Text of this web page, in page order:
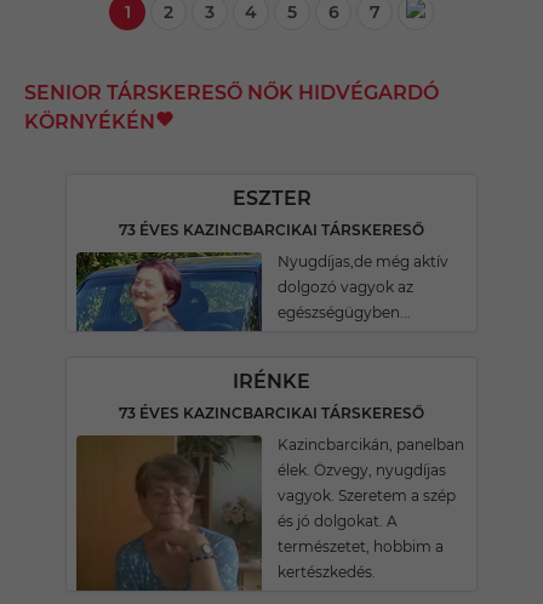
1 2 3 4 5 6 7
SENIOR TÁRSKERESŐ NŐK HIDVÉGARDÓ
KÖRNYÉKÉN
ESZTER
73 ÉVES KAZINCBARCIKAI TÁRSKERESŐ
Nyugdíjas,de még aktív
dolgozó vagyok az
egészségügyben...
IRÉNKE
73 ÉVES KAZINCBARCIKAI TÁRSKERESŐ
Kazincbarcikán, panelban
élek. Özvegy, nyugdíjas
vagyok. Szeretem a szép
és jó dolgokat. A
természetet, hobbim a
kertészkedés.